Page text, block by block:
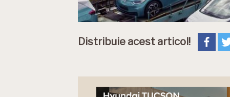
Distribuie acest articol!